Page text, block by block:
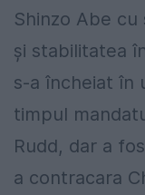
Shinzo Abe
și stabilitatea
s-a încheiat în
timpul
Rudd, dar a
a contracara